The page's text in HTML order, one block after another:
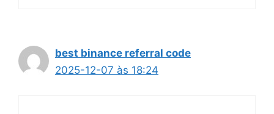
best binance referral code
2025-12-07 às 18:24